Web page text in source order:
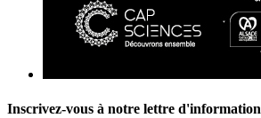
Inscrivez-vous à notre lettre d'information